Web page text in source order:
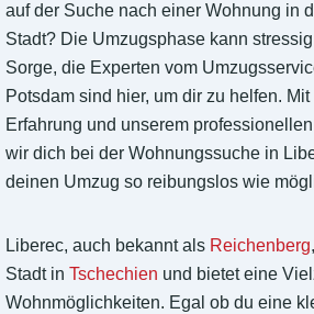
auf der Suche nach einer Wohnung in
Stadt? Die Umzugsphase kann
Sorge, die Experten vom
Potsdam sind hier, um dir zu helfen.
Erfahrung und unserem
wir dich bei der Wohnungssuche in
deinen Umzug so reibungslos wie
Liberec, auch bekannt als Reichenberg
Stadt in Tschechien und bietet eine
Wohnmöglichkeiten. Egal ob du eine